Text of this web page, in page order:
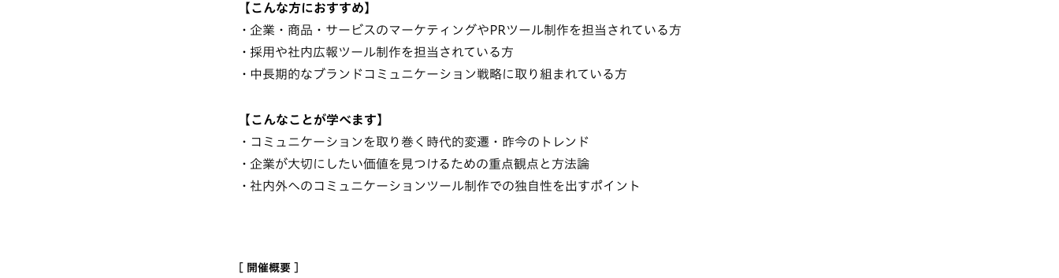
【こんな方におすすめ】
企業・商品・サービスのマーケティングやPRツール制作を担当されている方
採用や社内広報ツール制作を担当されている方
中長期的なブランドコミュニケーション戦略に取り組まれている方
【こんなことが学べます】
コミュニケーションを取り巻く時代的変遷・昨今のトレンド
企業が大切にしたい価値を見つけるための重点観点と方法論
社内外へのコミュニケーションツール制作での独自性を出すポイント
[ 開催概要 ]